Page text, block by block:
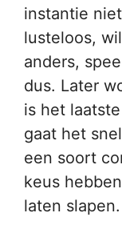
instantie
lusteloos,
anders,
dus. Later
is het
gaat het
een soort
keus
laten slapen.